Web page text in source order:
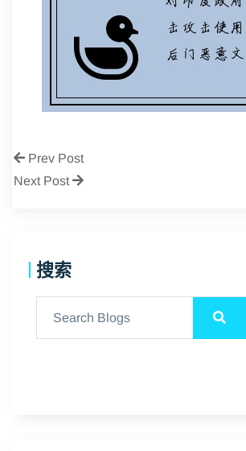
Prev Post
Next Post
搜索